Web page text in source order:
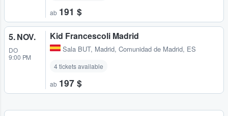
ab 191 $
5. NOV.
DO
9:00 PM
Kid Francescoli Madrid
Sala BUT, Madrid, Comunidad de Madrid, ES
4 tickets available
ab 197 $